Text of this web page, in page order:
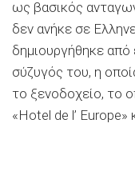
ως βασικός
δεν ανήκε σε
δημιουργήθηκε από
σύζυγός του, η
το ξενοδοχείο, το
«Hotel de l’ Εurope»